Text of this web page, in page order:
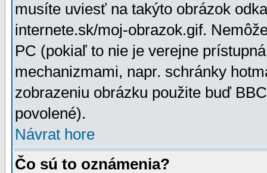
musíte uviesť na takýto obrázok
internete.sk/moj-obrazok.gif.
PC (pokiaľ to nie je verejne
mechanizmami, napr. schránky
zobrazeniu obrázku použite buď
povolené).
Návrat hore
Čo sú to oznámenia?